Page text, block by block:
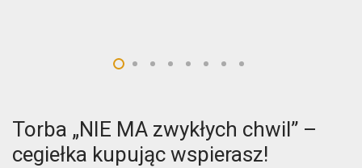
Torba „NIE MA zwykłych chwil” –
cegiełka kupując wspierasz!